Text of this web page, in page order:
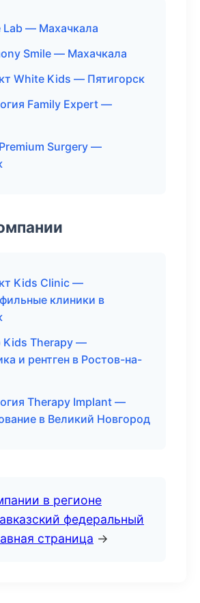
— Махачкала
Smile — Махачкала
White Kids — Пятигорск
Family Expert —
Surgery —
Kids Clinic —
клиники в
Kids Therapy —
и рентген в Ростов-на-
Therapy Implant —
в Великий Новгород
в регионе
федеральный
страница →